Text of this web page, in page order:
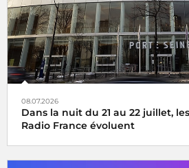
08.07.2026
Dans la nuit du 21 au 22 juillet,
Radio France évoluent